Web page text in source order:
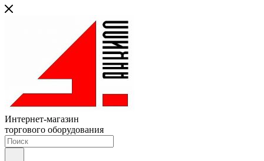
Интернет-магазин
торгового оборудования